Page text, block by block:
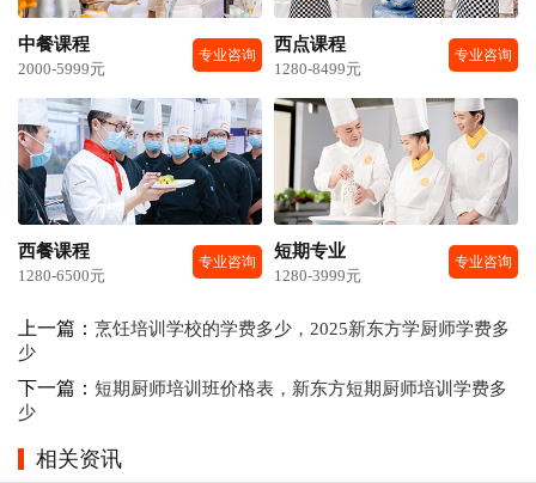
中餐课程
2000-5999元
专业咨询
西点课程
1280-8499元
专业咨询
西餐课程
1280-6500元
专业咨询
短期专业
1280-3999元
专业咨询
上一篇： 烹饪培训学校的学费多少，2025新东方学厨师学费多
少
下一篇： 短期厨师培训班价格表，新东方短期厨师培训学费多
少
相关资讯